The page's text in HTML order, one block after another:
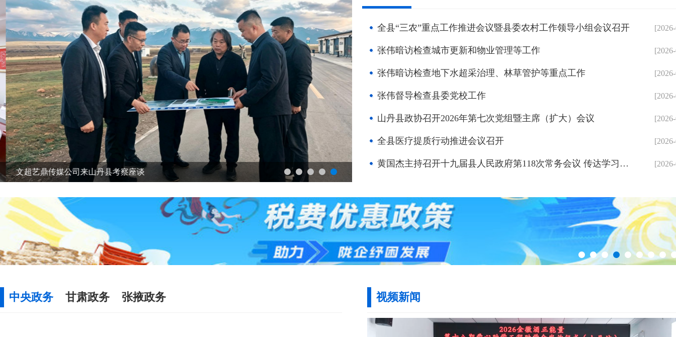
习近平：推动全民阅读，建设书香社会
李强主持召开国务院常务会议
文超艺鼎传媒公司来山丹县考察座谈
全县“三农”重点工作推进会议暨县委农村工作领导小组会议召开
张伟暗访检查城市更新和物业管理等工作
张伟暗访检查地下水超采治理、林草管护等重点工作
张伟督导检查县委党校工作
山丹县政协召开2026年第七次党组暨主席（扩大）会议
全县医疗提质行动推进会议召开
黄国杰主持召开十九届县人民政府第118次常务会议 传达学习习近平总书记重要讲话精神 安排部署相关工作
中央政务 甘肃政务 张掖政务
省委常委会召开会议 省委书记胡昌升主持 2026-08-07
视频新闻